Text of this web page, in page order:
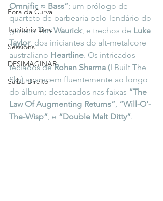
Fora da Curva
Território Livre
Sessions
DESIMAGINAR
Saiba Direito
Omnific ≈ Bass”; um prólogo de
quarteto de barbearia pelo lendário do
gênero Tim Waurick, e trechos de Luke
Taylor, dos iniciantes do alt-metalcore
australiano Heartline. Os intricados
teclados de Rohan Sharma (I Built The
Sky) aparecem fluentemente ao longo
do álbum; destacados nas faixas “The
Law Of Augmenting Returns”, “Will-O’-
The-Wisp”, e “Double Malt Ditty”.